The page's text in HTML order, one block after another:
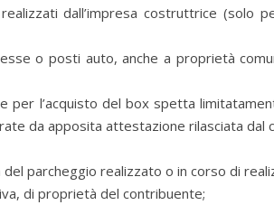
dall’impresa costruttrice (solo
o posti auto, anche a proprietà
per l’acquisto del box spetta
da apposita attestazione rilasciata dal
parcheggio realizzato o in corso di
di proprietà del contribuente;